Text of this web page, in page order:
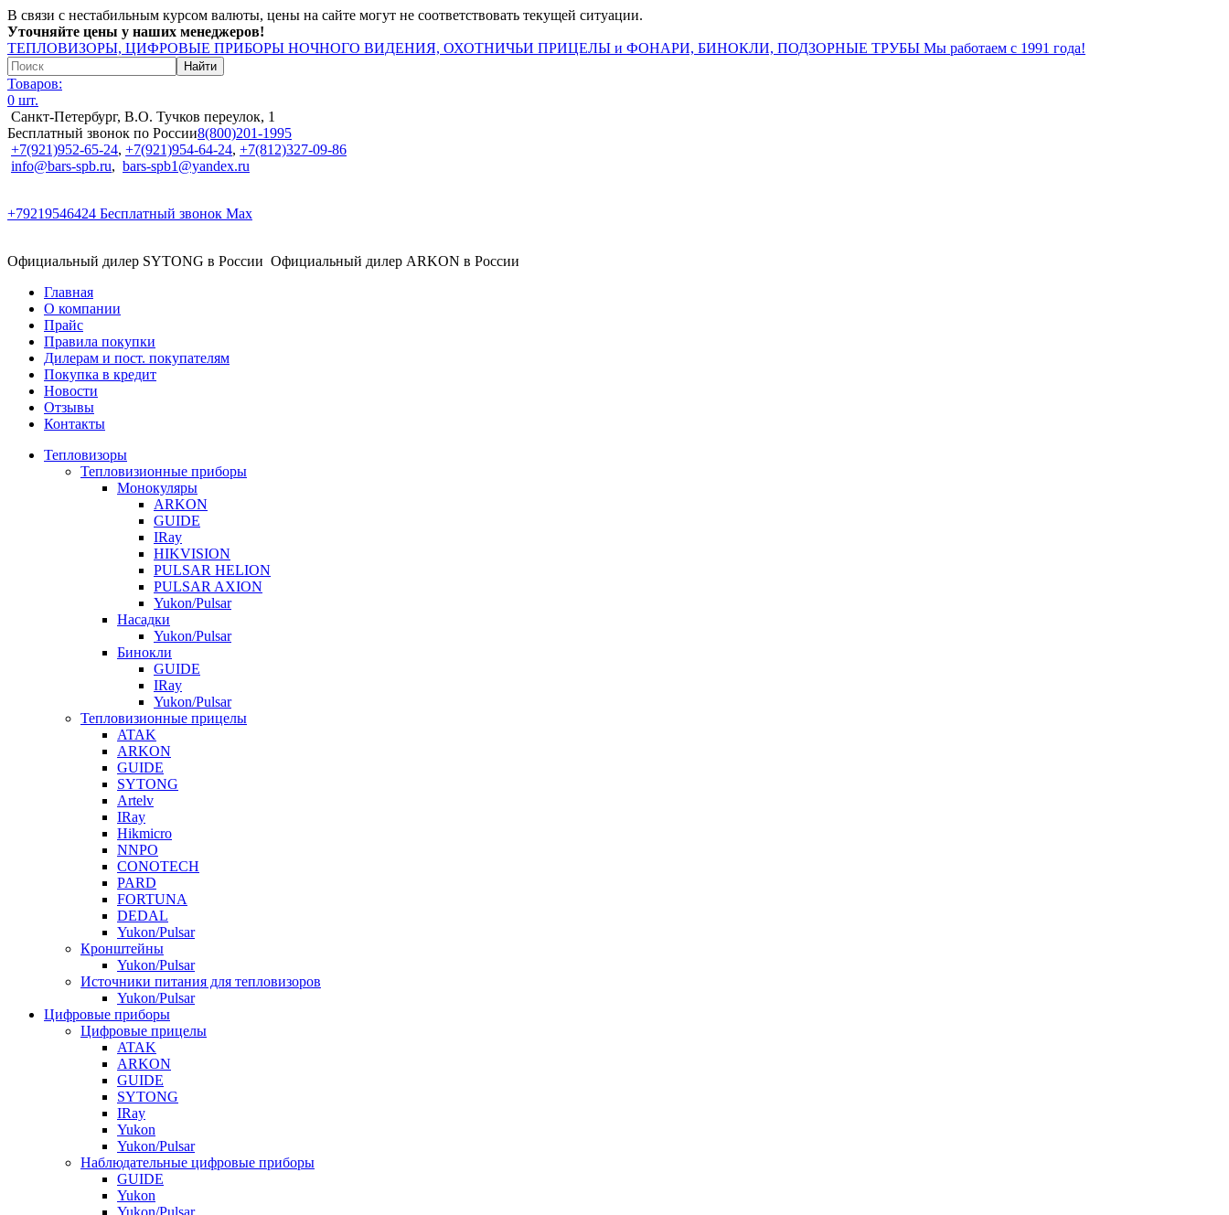
В связи с нестабильным курсом валюты, цены на сайте могут не соответствовать текущей ситуации.
Уточняйте цены у наших менеджеров!
ТЕПЛОВИЗОРЫ, ЦИФРОВЫЕ ПРИБОРЫ НОЧНОГО ВИДЕНИЯ, ОХОТНИЧЬИ ПРИЦЕЛЫ и ФОНАРИ, БИНОКЛИ, ПОДЗОРНЫЕ ТРУБЫ Мы работаем с 1991 года!
Товаров:
0 шт.
Санкт-Петербург, В.О. Тучков переулок, 1
Бесплатный звонок по России8(800)201-1995
+7(921)952-65-24, +7(921)954-64-24, +7(812)327-09-86
info@bars-spb.ru, bars-spb1@yandex.ru
+79219546424 Бесплатный звонок Max
Официальный дилер SYTONG в России Официальный дилер ARKON в России
Главная
О компании
Прайс
Правила покупки
Дилерам и пост. покупателям
Покупка в кредит
Новости
Отзывы
Контакты
Тепловизоры
Тепловизионные приборы
Монокуляры
ARKON
GUIDE
IRay
HIKVISION
PULSAR HELION
PULSAR AXION
Yukon/Pulsar
Насадки
Yukon/Pulsar
Бинокли
GUIDE
IRay
Yukon/Pulsar
Тепловизионные прицелы
ATAK
ARKON
GUIDE
SYTONG
Artelv
IRay
Hikmicro
NNPO
CONOTECH
PARD
FORTUNA
DEDAL
Yukon/Pulsar
Кронштейны
Yukon/Pulsar
Источники питания для тепловизоров
Yukon/Pulsar
Цифровые приборы
Цифровые прицелы
ATAK
ARKON
GUIDE
SYTONG
IRay
Yukon
Yukon/Pulsar
Наблюдательные цифровые приборы
GUIDE
Yukon
Yukon/Pulsar